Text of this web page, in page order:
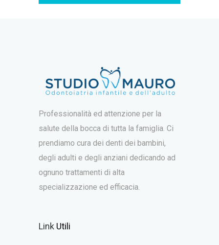
Professionalità ed attenzione per la
salute della bocca di tutta la famiglia. Ci
prendiamo cura dei denti dei bambini,
degli adulti e degli anziani dedicando ad
ognuno trattamenti di alta
specializzazione ed efficacia.
Link Utili